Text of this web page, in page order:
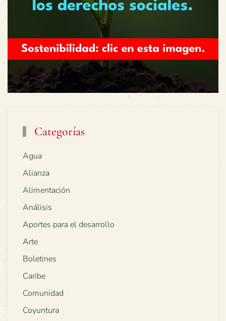
Categorías
Agua
Alianza
Alimentación
Análisis
Aportes para el desarrollo
Arte
Boletines
Caribe
Comunidad
Coyuntura